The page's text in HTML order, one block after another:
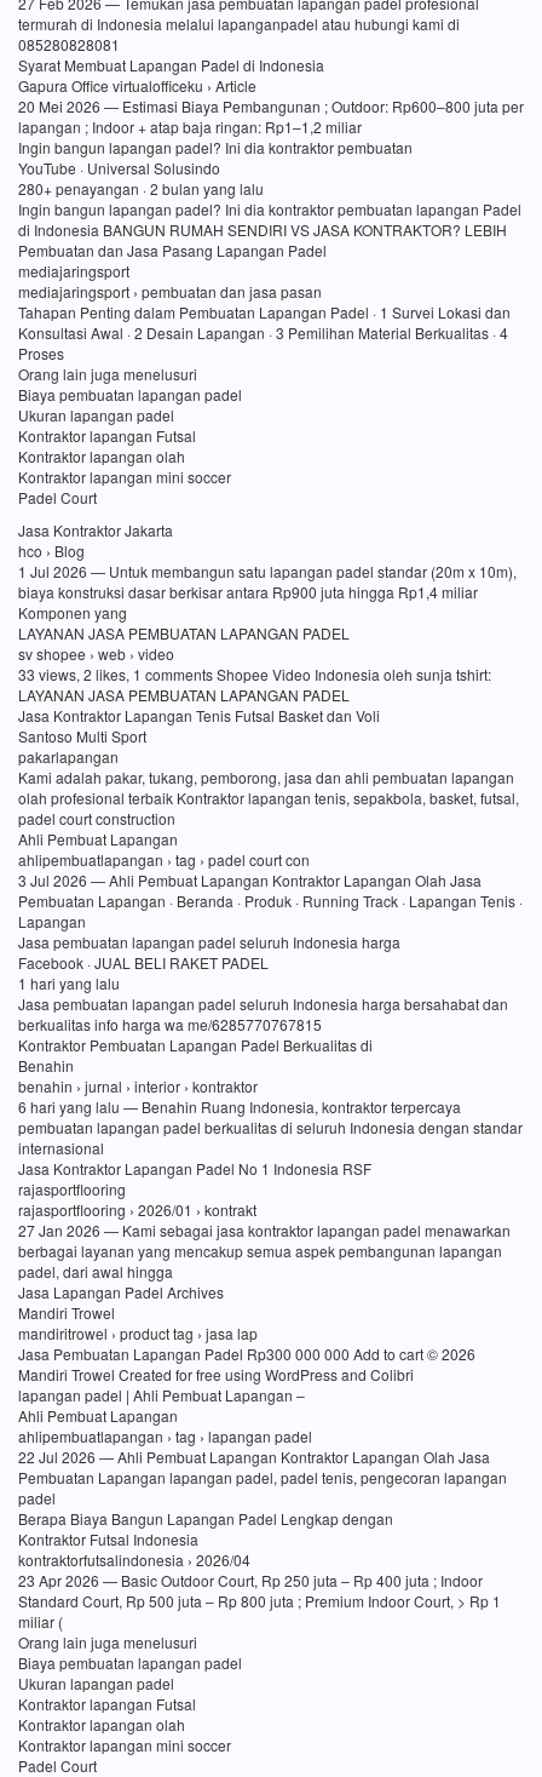
termurah di Indonesia melalui lapanganpadel atau hubungi kami di
085280828081
Syarat Membuat Lapangan Padel di Indonesia
Gapura Office virtualofficeku › Article
20 Mei 2026 — Estimasi Biaya Pembangunan ; Outdoor: Rp600–800 juta per
lapangan ; Indoor + atap baja ringan: Rp1–1,2 miliar
Ingin bangun lapangan padel? Ini dia kontraktor pembuatan
YouTube · Universal Solusindo
280+ penayangan · 2 bulan yang lalu
Ingin bangun lapangan padel? Ini dia kontraktor pembuatan lapangan Padel
di Indonesia BANGUN RUMAH SENDIRI VS JASA KONTRAKTOR? LEBIH
Pembuatan dan Jasa Pasang Lapangan Padel
mediajaringsport
mediajaringsport › pembuatan dan jasa pasan
Tahapan Penting dalam Pembuatan Lapangan Padel · 1 Survei Lokasi dan
Konsultasi Awal · 2 Desain Lapangan · 3 Pemilihan Material Berkualitas · 4
Proses
Orang lain juga menelusuri
Biaya pembuatan lapangan padel
Ukuran lapangan padel
Kontraktor lapangan Futsal
Kontraktor lapangan olah
Kontraktor lapangan mini soccer
Padel Court
Jasa Kontraktor Jakarta
hco › Blog
1 Jul 2026 — Untuk membangun satu lapangan padel standar (20m x 10m),
biaya konstruksi dasar berkisar antara Rp900 juta hingga Rp1,4 miliar
Komponen yang
LAYANAN JASA PEMBUATAN LAPANGAN PADEL
sv shopee › web › video
33 views, 2 likes, 1 comments Shopee Video Indonesia oleh sunja tshirt:
LAYANAN JASA PEMBUATAN LAPANGAN PADEL
Jasa Kontraktor Lapangan Tenis Futsal Basket dan Voli
Santoso Multi Sport
pakarlapangan
Kami adalah pakar, tukang, pemborong, jasa dan ahli pembuatan lapangan
olah profesional terbaik Kontraktor lapangan tenis, sepakbola, basket, futsal,
padel court construction
Ahli Pembuat Lapangan
ahlipembuatlapangan › tag › padel court con
3 Jul 2026 — Ahli Pembuat Lapangan Kontraktor Lapangan Olah Jasa
Pembuatan Lapangan · Beranda · Produk · Running Track · Lapangan Tenis ·
Lapangan
Jasa pembuatan lapangan padel seluruh Indonesia harga
Facebook · JUAL BELI RAKET PADEL
1 hari yang lalu
Jasa pembuatan lapangan padel seluruh Indonesia harga bersahabat dan
berkualitas info harga wa me/6285770767815
Kontraktor Pembuatan Lapangan Padel Berkualitas di
Benahin
benahin › jurnal › interior › kontraktor
6 hari yang lalu — Benahin Ruang Indonesia, kontraktor terpercaya
pembuatan lapangan padel berkualitas di seluruh Indonesia dengan standar
internasional
Jasa Kontraktor Lapangan Padel No 1 Indonesia RSF
rajasportflooring
rajasportflooring › 2026/01 › kontrakt
27 Jan 2026 — Kami sebagai jasa kontraktor lapangan padel menawarkan
berbagai layanan yang mencakup semua aspek pembangunan lapangan
padel, dari awal hingga
Jasa Lapangan Padel Archives
Mandiri Trowel
mandiritrowel › product tag › jasa lap
Jasa Pembuatan Lapangan Padel Rp300 000 000 Add to cart © 2026
Mandiri Trowel Created for free using WordPress and Colibri
lapangan padel | Ahli Pembuat Lapangan –
Ahli Pembuat Lapangan
ahlipembuatlapangan › tag › lapangan padel
22 Jul 2026 — Ahli Pembuat Lapangan Kontraktor Lapangan Olah Jasa
Pembuatan Lapangan lapangan padel, padel tenis, pengecoran lapangan
padel
Berapa Biaya Bangun Lapangan Padel Lengkap dengan
Kontraktor Futsal Indonesia
kontraktorfutsalindonesia › 2026/04
23 Apr 2026 — Basic Outdoor Court, Rp 250 juta – Rp 400 juta ; Indoor
Standard Court, Rp 500 juta – Rp 800 juta ; Premium Indoor Court, > Rp 1
miliar (
Orang lain juga menelusuri
Biaya pembuatan lapangan padel
Ukuran lapangan padel
Kontraktor lapangan Futsal
Kontraktor lapangan olah
Kontraktor lapangan mini soccer
Padel Court